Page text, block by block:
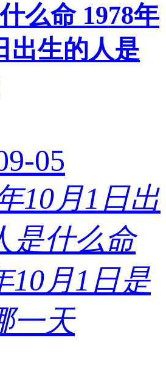
么命 1978年
出生的人是
05